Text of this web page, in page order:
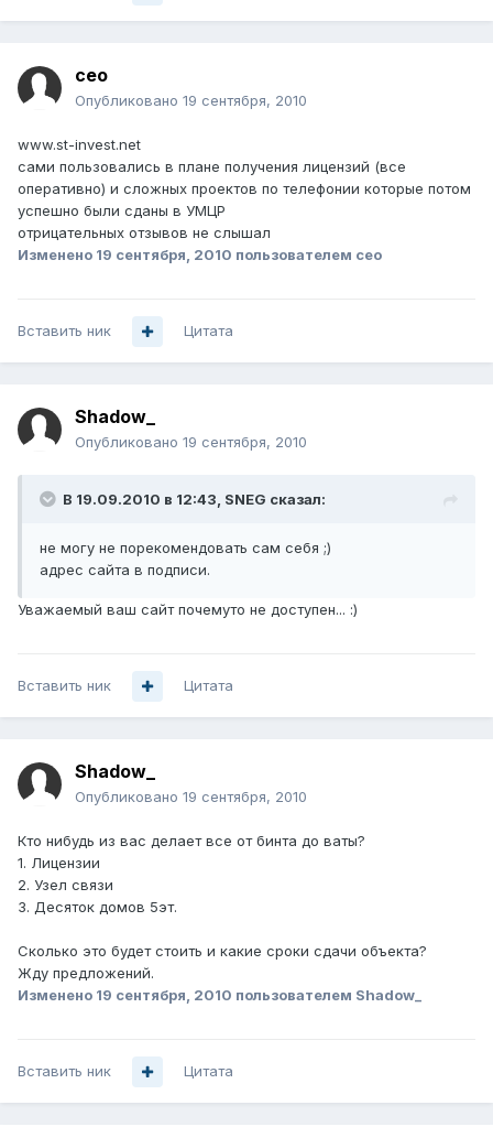
ceo
Опубликовано 19 сентября, 2010
www.st-invest.net
сами пользовались в плане получения лицензий (все
оперативно) и сложных проектов по телефонии которые потом
успешно были сданы в УМЦР
отрицательных отзывов не слышал
Изменено 19 сентября, 2010 пользователем ceo
Вставить ник Цитата
Shadow_
Опубликовано 19 сентября, 2010
В 19.09.2010 в 12:43, SNEG сказал:
не могу не порекомендовать сам себя ;)
адрес сайта в подписи.
Уважаемый ваш сайт почемуто не доступен... :)
Вставить ник Цитата
Shadow_
Опубликовано 19 сентября, 2010
Кто нибудь из вас делает все от бинта до ваты?
1. Лицензии
2. Узел связи
3. Десяток домов 5эт.
Сколько это будет стоить и какие сроки сдачи объекта?
Жду предложений.
Изменено 19 сентября, 2010 пользователем Shadow_
Вставить ник Цитата